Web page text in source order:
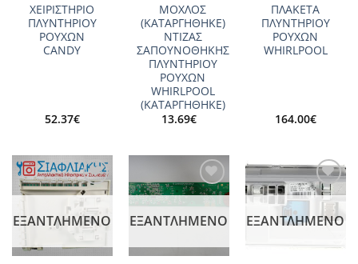
ΧΕΙΡΙΣΤΗΡΙΟ
ΠΛΥΝΤΗΡΙΟΥ
ΡΟΥΧΩΝ
CANDY
52.37€
ΜΟΧΛΟΣ
(ΚΑΤΑΡΓΗΘΗΚΕ)
ΝΤΙΖΑΣ
ΣΑΠΟΥΝΟΘΗΚΗΣ
ΠΛΥΝΤΗΡΙΟΥ
ΡΟΥΧΩΝ
WHIRLPOOL
(ΚΑΤΑΡΓΗΘΗΚΕ)
13.69€
ΠΛΑΚΕΤΑ
ΠΛΥΝΤΗΡΙΟΥ
ΡΟΥΧΩΝ
WHIRLPOOL
164.00€
Add to
wishlist
ΕΞΑΝΤΛΗΜΈΝΟ
Add to
wishlist
ΕΞΑΝΤΛΗΜΈΝΟ
Add to
wishlist
ΕΞΑΝΤΛΗΜΈΝΟ